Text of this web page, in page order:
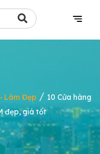
Làm Đẹp / 10 Cửa hàng
đẹp, giá tốt